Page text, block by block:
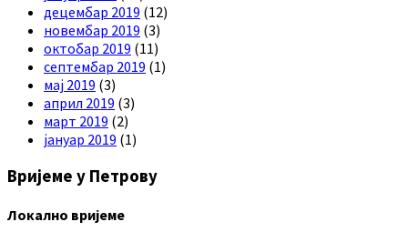
децембар 2019 (12)
новембар 2019 (3)
октобар 2019 (11)
септембар 2019 (1)
мај 2019 (3)
април 2019 (3)
март 2019 (2)
јануар 2019 (1)
Вријеме у Петрову
Локално вријеме